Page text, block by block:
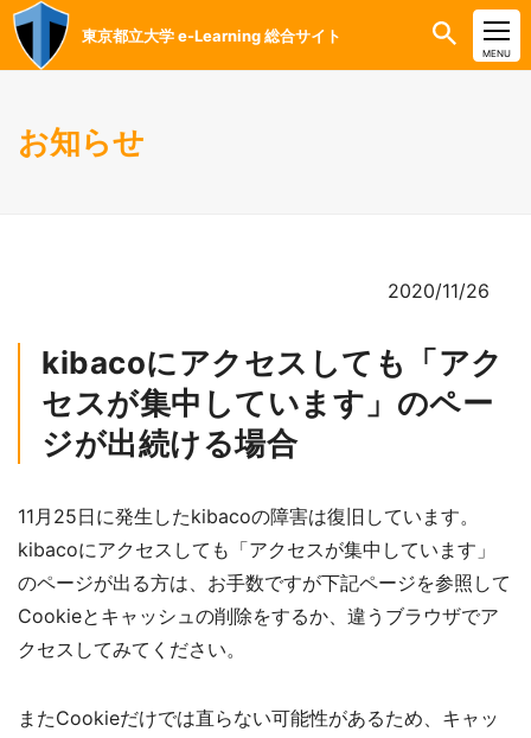
CLOSE
MENU
お知らせ
2020/11/26
kibacoにアクセスしても「アク
セスが集中しています」のペー
ジが出続ける場合
11月25日に発生したkibacoの障害は復旧しています。
kibacoにアクセスしても「アクセスが集中しています」
のページが出る方は、お手数ですが下記ページを参照して
Cookieとキャッシュの削除をするか、違うブラウザでア
クセスしてみてください。
またCookieだけでは直らない可能性があるため、キャッ
東京都立大学 e-Learning 総合サイト